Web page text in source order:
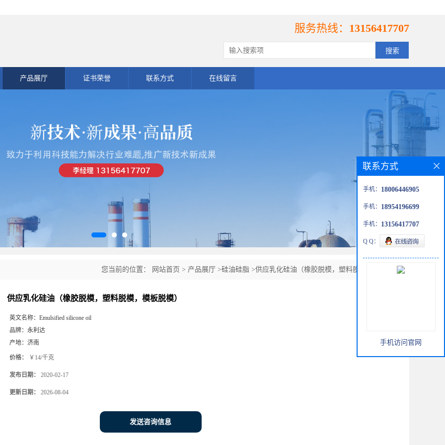
服务热线： 13156417707
产品展厅 证书荣誉 联系方式 在线留言
您当前的位置： 网站首页 > 产品展厅 >硅油硅脂 >供应乳化硅油（橡胶脱模，塑料脱模，模板脱
供应乳化硅油（橡胶脱模，塑料脱模，模板脱模）
英文名称： Emulsified silicone oil
品牌： 永利达
产地： 济南
价格： ￥14/千克
发布日期： 2020-02-17
更新日期： 2026-08-04
发送咨询信息
联系方式
手机： 18006446905
手机： 18954196699
手机： 13156417707
Q Q：
手机访问官网